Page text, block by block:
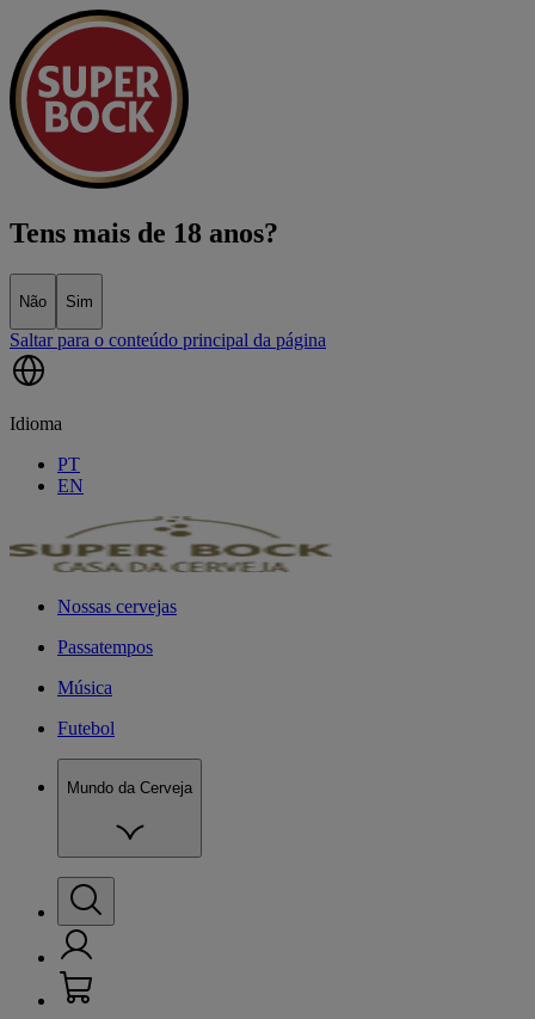
Tens mais de 18 anos?
Não Sim
Saltar para o conteúdo principal da página
Idioma
PT
EN
Nossas cervejas
Passatempos
Música
Futebol
Mundo da Cerveja